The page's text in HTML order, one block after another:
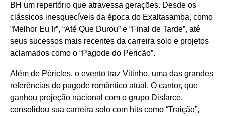
BH um repertório que atravessa gerações. Desde os
clássicos inesquecíveis da época do Exaltasamba, como
“Melhor Eu Ir”, “Até Que Durou” e “Final de Tarde”, até
seus sucessos mais recentes da carreira solo e projetos
aclamados como o “Pagode do Pericão”.
Além de Péricles, o evento traz Vitinho, uma das grandes
referências do pagode romântico atual. O cantor, que
ganhou projeção nacional com o grupo Disfarce,
consolidou sua carreira solo com hits como “Traição”,